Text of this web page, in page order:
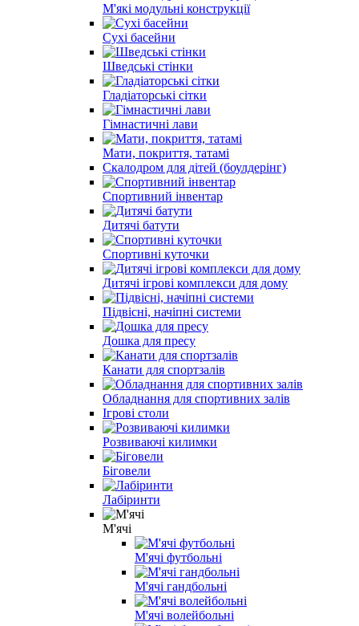
М'які модульні конструкції
Сухі басейни
Шведські стінки
Гладіаторські сітки
Гімнастичні лави
Мати, покриття, татамі
Скалодром для дітей (боулдерінг)
Спортивний інвентар
Дитячі батути
Спортивні куточки
Дитячі ігрові комплекси для дому
Підвісні, начіпні системи
Дошка для пресу
Канати для спортзалів
Обладнання для спортивних залів
Ігрові столи
Розвиваючі килимки
Біговели
Лабіринти
М'ячі
М'ячі футбольні
М'ячі гандбольні
М'ячі волейбольні